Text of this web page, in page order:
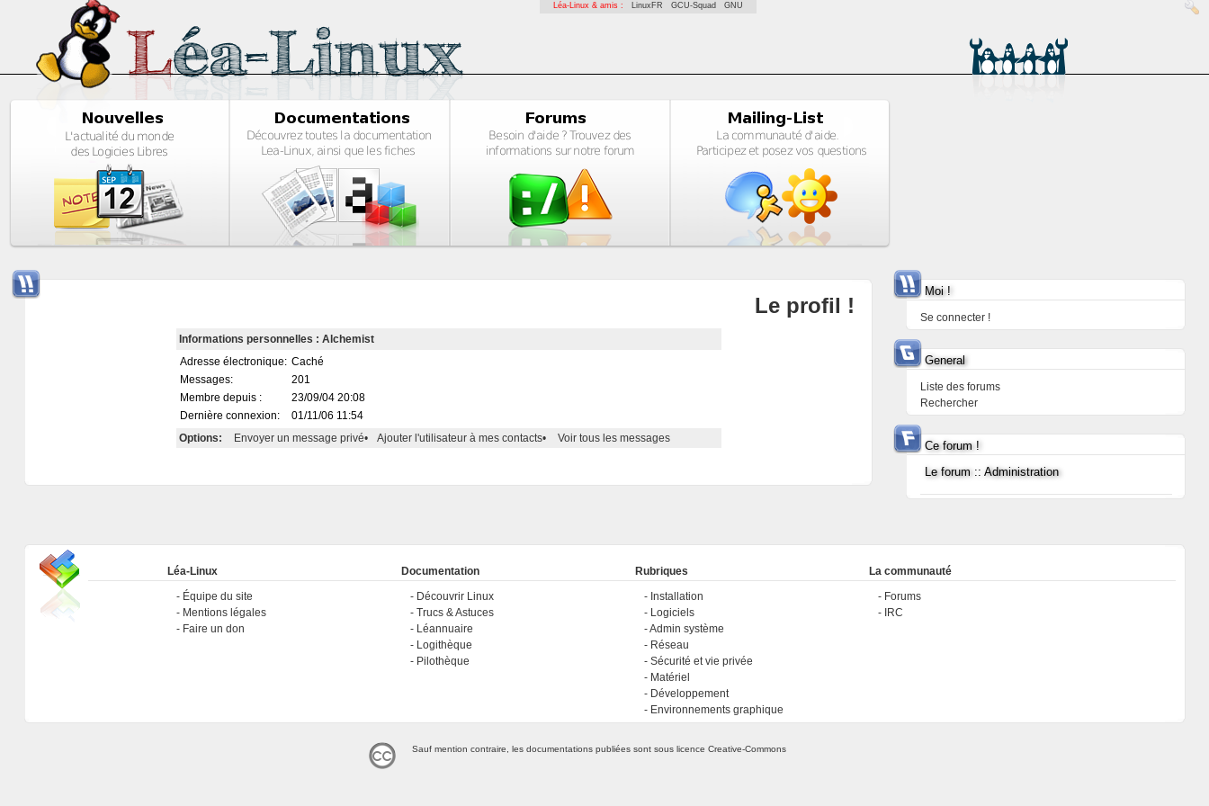
Léa-Linux & amis : LinuxFR GCU-Squad GNU
Le profil !
Informations personnelles : Alchemist
Adresse électronique: Caché
Messages:
201
Membre depuis :
23/09/04 20:08
Dernière connexion:
01/11/06 11:54
Options:
Envoyer un message privé• Ajouter l'utilisateur à mes contacts• Voir tous les messages
Moi !
Se connecter !
General
Liste des forums
Rechercher
Ce forum !
Le forum :: Administration
Léa-Linux
Équipe du site
Mentions légales
Faire un don
Documentation
Découvrir Linux
Trucs & Astuces
Léannuaire
Logithèque
Pilothèque
Rubriques
Installation
Logiciels
Admin système
Réseau
Sécurité et vie privée
Matériel
Développement
Environnements graphique
La communauté
Forums
IRC
Sauf mention contraire, les documentations publiées sont sous licenceCreative-Commons